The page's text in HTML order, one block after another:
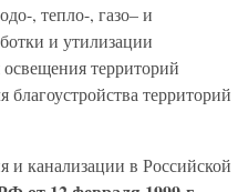
, тепло-, газо– и
и утилизации
территорий
территорий
и канализации в Российской